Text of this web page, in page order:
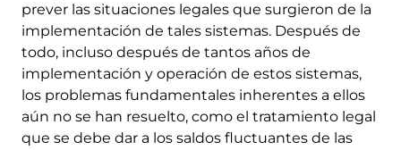
prever las situaciones legales que surgieron de la
implementación de tales sistemas. Después de
todo, incluso después de tantos años de
implementación y operación de estos sistemas,
los problemas fundamentales inherentes a ellos
aún no se han resuelto, como el tratamiento legal
que se debe dar a los saldos fluctuantes de las